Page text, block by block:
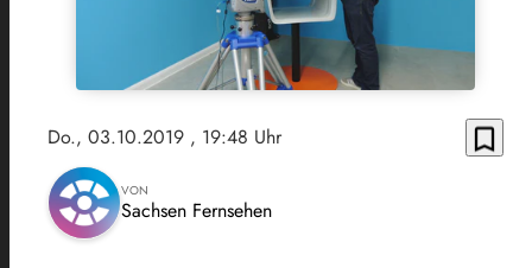
Do., 03.10.2019 , 19:48 Uhr bookmark_border
VON
Sachsen Fernsehen